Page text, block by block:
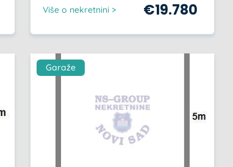
Više o nekretnini > €19.780
Garaže